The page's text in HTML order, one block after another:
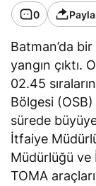
0
Batman’da
yangın çıktı.
02.45
Bölgesi
sürede
İtfaiye
Müdürlüğü ve
TOMA